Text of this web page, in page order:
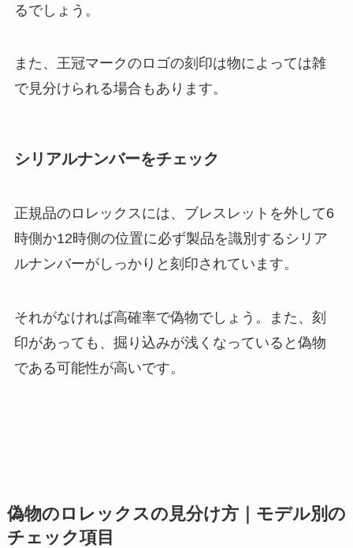
るでしょう。
また、王冠マークのロゴの刻印は物によっては雑
で見分けられる場合もあります。
シリアルナンバーをチェック
正規品のロレックスには、ブレスレットを外して6
時側か12時側の位置に必ず製品を識別するシリア
ルナンバーがしっかりと刻印されています。
それがなければ高確率で偽物でしょう。また、刻
印があっても、掘り込みが浅くなっていると偽物
である可能性が高いです。
偽物のロレックスの見分け方｜モデル別の
チェック項目